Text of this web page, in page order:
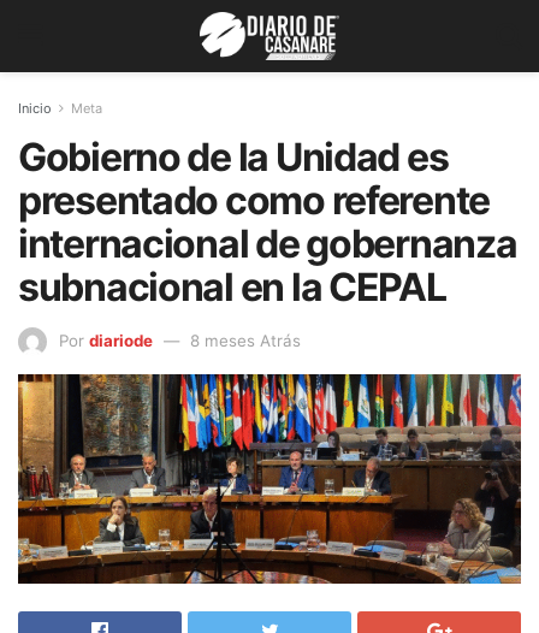
Inicio Meta
Gobierno de la Unidad es
presentado como referente
internacional de gobernanza
subnacional en la CEPAL
Por diariode 8 meses Atrás